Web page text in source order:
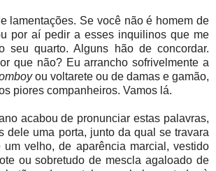
lamentações. Se você não é homem de
por aí pedir a esses inquilinos que me
seu quarto. Alguns hão de concordar.
que não? Eu arrancho sofrivelmente a
ou voltarete ou de damas e gamão,
piores companheiros. Vamos lá.
acabou de pronunciar estas palavras,
dele uma porta, junto da qual se travara
um velho, de aparência marcial, vestido
ou sobretudo de mescla agaloado de